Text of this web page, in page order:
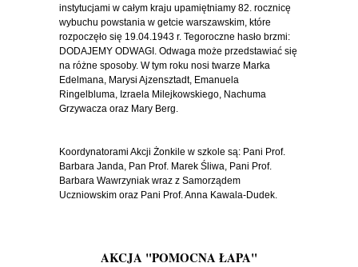
instytucjami w całym kraju upamiętniamy 82. rocznicę
wybuchu powstania w getcie warszawskim, które
rozpoczęło się 19.04.1943 r. Tegoroczne hasło brzmi:
DODAJEMY ODWAGI. Odwaga może przedstawiać się
na różne sposoby. W tym roku nosi twarze Marka
Edelmana, Marysi Ajzensztadt, Emanuela
Ringelbluma, Izraela Milejkowskiego, Nachuma
Grzywacza oraz Mary Berg.
Koordynatorami Akcji Żonkile w szkole są: Pani Prof.
Barbara Janda, Pan Prof. Marek Śliwa, Pani Prof.
Barbara Wawrzyniak wraz z Samorządem
Uczniowskim oraz Pani Prof. Anna Kawala-Dudek.
AKCJA "POMOCNA ŁAPA"